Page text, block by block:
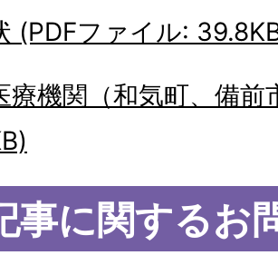
(PDFファイル:
療機関（和気町、備
事に関するお